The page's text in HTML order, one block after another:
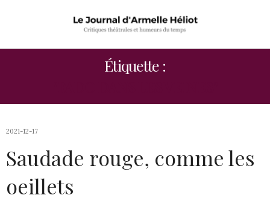
Étiquette :
2021-12-17
Saudade rouge, comme les
oeillets